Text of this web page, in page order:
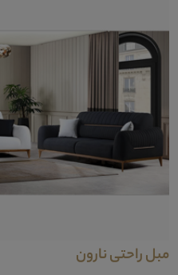
مبل راحتی نارون